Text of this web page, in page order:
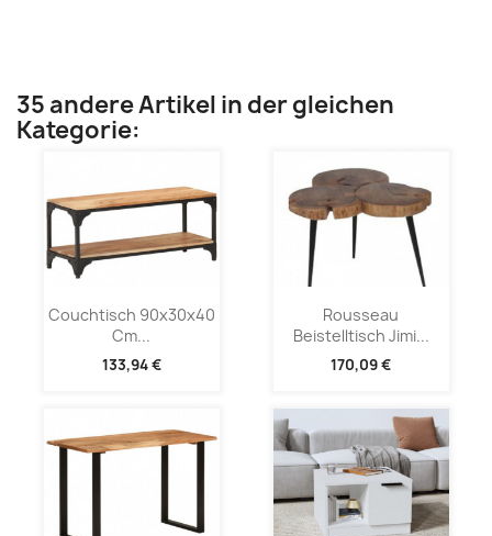
35 andere Artikel in der gleichen
Kategorie:
Couchtisch 90x30x40
Cm...
133,94 €
Rousseau
Beistelltisch Jimi...
170,09 €